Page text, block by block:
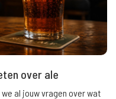
over ale
al jouw vragen over wat